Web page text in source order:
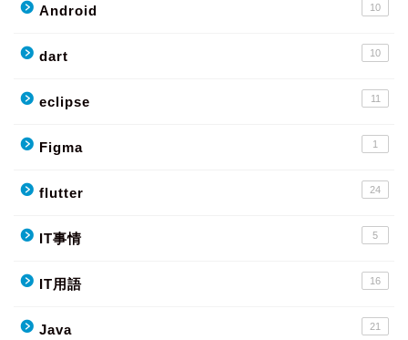
Android 10
dart 10
eclipse 11
Figma 1
flutter 24
IT事情 5
IT用語 16
Java 21